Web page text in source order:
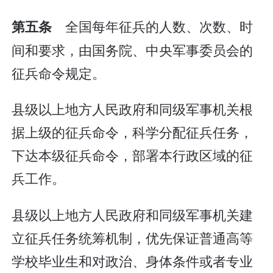
第五条 全国每年征兵的人数、次数、时
间和要求，由国务院、中央军事委员会的
征兵命令规定。
县级以上地方人民政府和同级军事机关根
据上级的征兵命令，科学分配征兵任务，
下达本级征兵命令，部署本行政区域的征
兵工作。
县级以上地方人民政府和同级军事机关建
立征兵任务统筹机制，优先保证普通高等
学校毕业生和对政治、身体条件或者专业